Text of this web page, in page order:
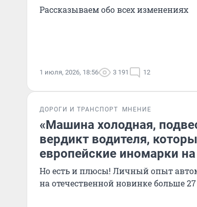
Рассказываем обо всех изменениях
1 июля, 2026, 18:56 3 191 12
ДОРОГИ И ТРАНСПОРТ МНЕНИЕ
«Машина холодная,
вердикт водителя,
европейские иномарки
Но есть и плюсы! Личный опыт
на отечественной новинке больше